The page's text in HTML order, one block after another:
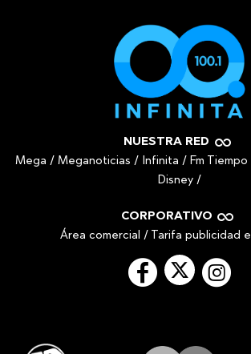
NUESTRA RED
Mega / Meganoticias / Infinita / Fm Tiempo
Disney /
CORPORATIVO
Área comercial / Tarifa publicidad